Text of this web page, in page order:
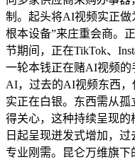
制。起头将AI视频实正做
根本设备”来庄重会商。
节期间，正在TikTok、
一轮本钱正在赌AI视频的
AI，过去的AI视频东西
实正在白银。东西需从孤
得关心，这种持续呈现
日起呈现迸发式增加，
专业刚需。昆仑万维旗下